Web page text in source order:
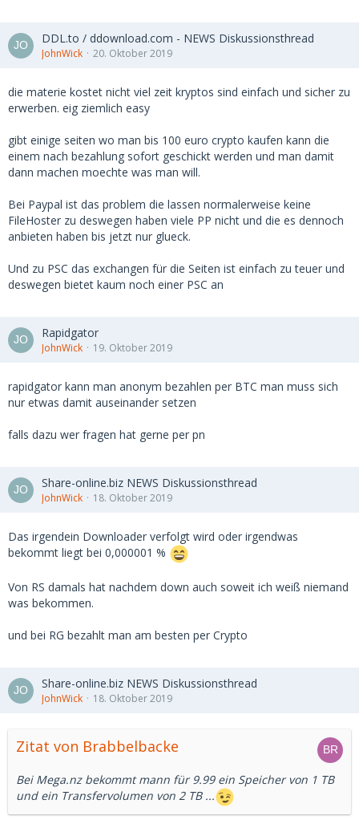
DDL.to / ddownload.com - NEWS Diskussionsthread
JohnWick 20. Oktober 2019
die materie kostet nicht viel zeit kryptos sind einfach und sicher zu
erwerben. eig ziemlich easy
gibt einige seiten wo man bis 100 euro crypto kaufen kann die
einem nach bezahlung sofort geschickt werden und man damit
dann machen moechte was man will.
Bei Paypal ist das problem die lassen normalerweise keine
FileHoster zu deswegen haben viele PP nicht und die es dennoch
anbieten haben bis jetzt nur glueck.
Und zu PSC das exchangen für die Seiten ist einfach zu teuer und
deswegen bietet kaum noch einer PSC an
Rapidgator
JohnWick 19. Oktober 2019
rapidgator kann man anonym bezahlen per BTC man muss sich
nur etwas damit auseinander setzen
falls dazu wer fragen hat gerne per pn
Share-online.biz NEWS Diskussionsthread
JohnWick 18. Oktober 2019
Das irgendein Downloader verfolgt wird oder irgendwas
bekommt liegt bei 0,000001 %
Von RS damals hat nachdem down auch soweit ich weiß niemand
was bekommen.
und bei RG bezahlt man am besten per Crypto
Share-online.biz NEWS Diskussionsthread
JohnWick 18. Oktober 2019
Zitat von Brabbelbacke
Bei Mega.nz bekommt mann für 9.99 ein Speicher von 1 TB
und ein Transfervolumen von 2 TB ...